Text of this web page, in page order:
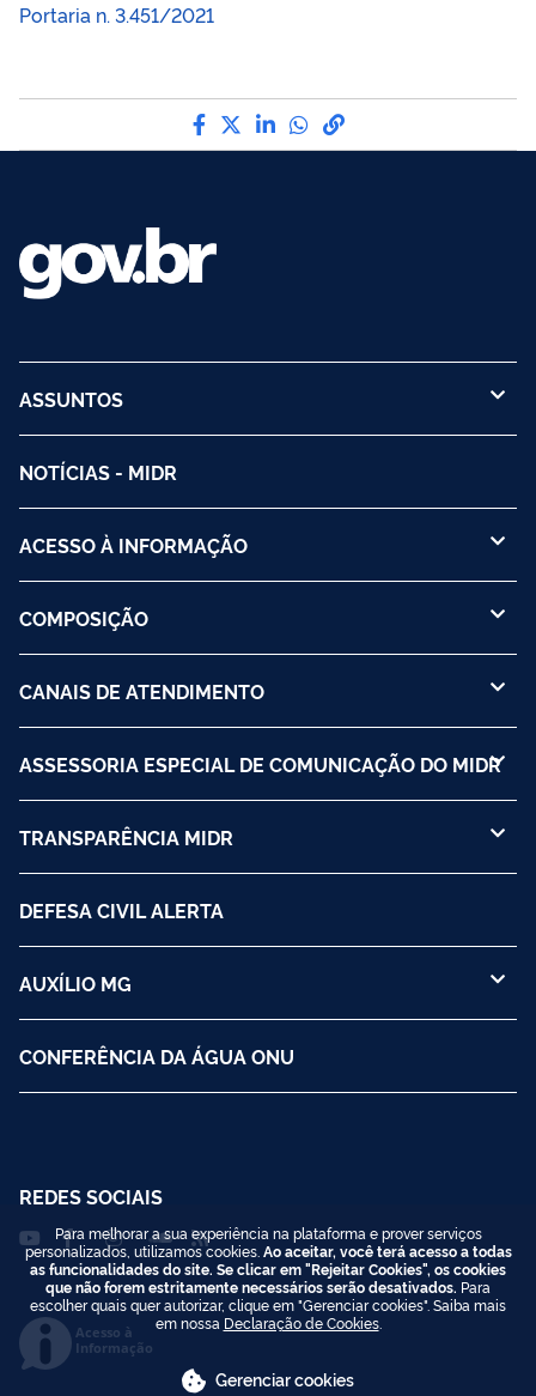
Portaria n. 3.451/2021
Compartilhe por Facebook
Compartilhe por Twitter
Compartilhe por
Compartilhe por
link para Copiar
ASSUNTOS
NOTÍCIAS - MIDR
ACESSO À INFORMAÇÃO
COMPOSIÇÃO
CANAIS DE ATENDIMENTO
ASSESSORIA ESPECIAL DE COMUNICAÇÃO DO MIDR
TRANSPARÊNCIA MIDR
DEFESA CIVIL ALERTA
AUXÍLIO MG
CONFERÊNCIA DA ÁGUA ONU
REDES SOCIAIS
Acesso à
Informação
Para melhorar a sua experiência na plataforma e prover serviços
personalizados, utilizamos cookies. Ao aceitar, você terá acesso a todas
as funcionalidades do site. Se clicar em "Rejeitar Cookies", os cookies
que não forem estritamente necessários serão desativados. Para
escolher quais quer autorizar, clique em "Gerenciar cookies". Saiba mais
em nossa Declaração de Cookies.
Gerenciar cookies